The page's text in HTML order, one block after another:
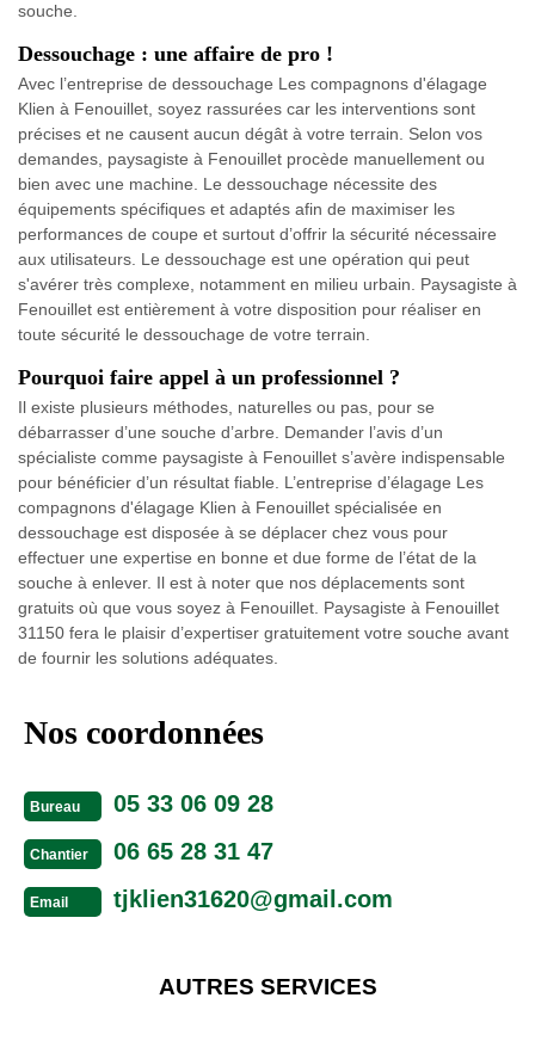
souche.
Dessouchage : une affaire de pro !
Avec l’entreprise de dessouchage Les compagnons d'élagage
Klien à Fenouillet, soyez rassurées car les interventions sont
précises et ne causent aucun dégât à votre terrain. Selon vos
demandes, paysagiste à Fenouillet procède manuellement ou
bien avec une machine. Le dessouchage nécessite des
équipements spécifiques et adaptés afin de maximiser les
performances de coupe et surtout d’offrir la sécurité nécessaire
aux utilisateurs. Le dessouchage est une opération qui peut
s'avérer très complexe, notamment en milieu urbain. Paysagiste à
Fenouillet est entièrement à votre disposition pour réaliser en
toute sécurité le dessouchage de votre terrain.
Pourquoi faire appel à un professionnel ?
Il existe plusieurs méthodes, naturelles ou pas, pour se
débarrasser d’une souche d’arbre. Demander l’avis d’un
spécialiste comme paysagiste à Fenouillet s’avère indispensable
pour bénéficier d’un résultat fiable. L’entreprise d’élagage Les
compagnons d'élagage Klien à Fenouillet spécialisée en
dessouchage est disposée à se déplacer chez vous pour
effectuer une expertise en bonne et due forme de l’état de la
souche à enlever. Il est à noter que nos déplacements sont
gratuits où que vous soyez à Fenouillet. Paysagiste à Fenouillet
31150 fera le plaisir d’expertiser gratuitement votre souche avant
de fournir les solutions adéquates.
Nos coordonnées
Bureau 05 33 06 09 28
Chantier 06 65 28 31 47
Email tjklien31620@gmail.com
AUTRES SERVICES